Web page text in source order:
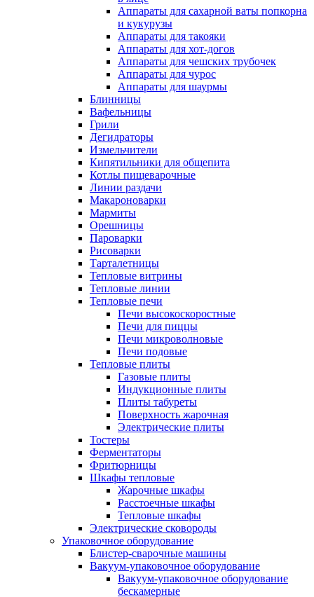
Аппараты для сахарной ваты попкорна
и кукурузы
Аппараты для такояки
Аппараты для хот-догов
Аппараты для чешских трубочек
Аппараты для чурос
Аппараты для шаурмы
Блинницы
Вафельницы
Грили
Дегидраторы
Измельчители
Кипятильники для общепита
Котлы пищеварочные
Линии раздачи
Макароноварки
Мармиты
Орешницы
Пароварки
Рисоварки
Тарталетницы
Тепловые витрины
Тепловые линии
Тепловые печи
Печи высокоскоростные
Печи для пиццы
Печи микроволновые
Печи подовые
Тепловые плиты
Газовые плиты
Индукционные плиты
Плиты табуреты
Поверхность жарочная
Электрические плиты
Тостеры
Ферментаторы
Фритюрницы
Шкафы тепловые
Жарочные шкафы
Расстоечные шкафы
Тепловые шкафы
Электрические сковороды
Упаковочное оборудование
Блистер-сварочные машины
Вакуум-упаковочное оборудование
Вакуум-упаковочное оборудование
беcкамерные